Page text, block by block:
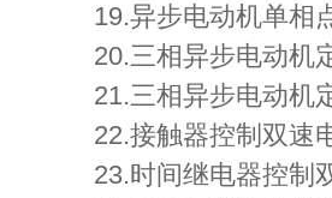
19.异步电动机单相
20.三相异步电动机
21.三相异步电动机
22.接触器控制双速
23.时间继电器控制